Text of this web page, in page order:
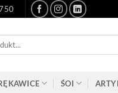
ŚOI